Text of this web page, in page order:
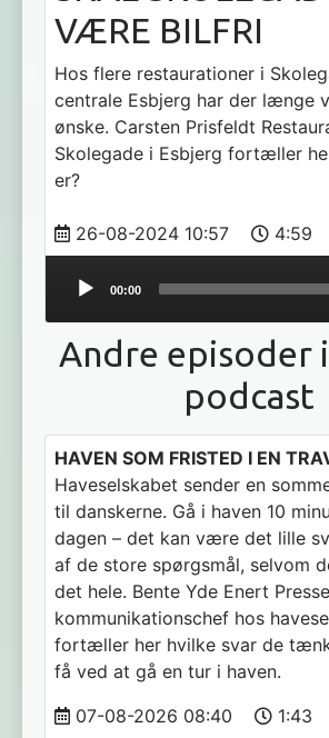
VÆRE BILFRI
Hos flere restaurationer i
centrale Esbjerg har der længe
ønske. Carsten Prisfeldt
Skolegade i Esbjerg fortæller
er?
26-08-2024 10:57 4:59
Audio
00:00
Andre episoder
podcast
HAVEN SOM FRISTED I EN
Haveselskabet sender en
til danskerne. Gå i haven 10
dagen – det kan være det lille
af de store spørgsmål, selvom
det hele. Bente Yde Enert
kommunikationschef hos
fortæller her hvilke svar de
få ved at gå en tur i haven.
07-08-2026 08:40 1:43